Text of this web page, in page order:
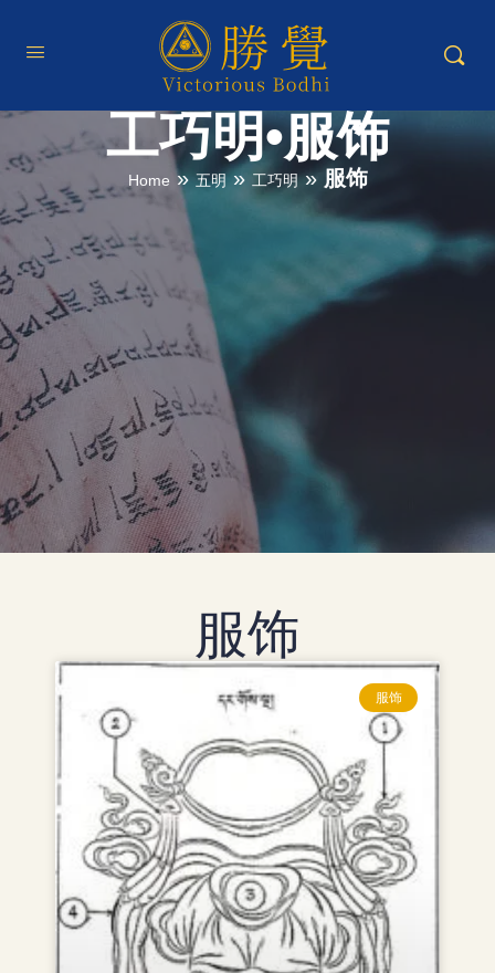
工巧明•服饰
Home »五明» 工巧明» 服饰
服饰
服饰